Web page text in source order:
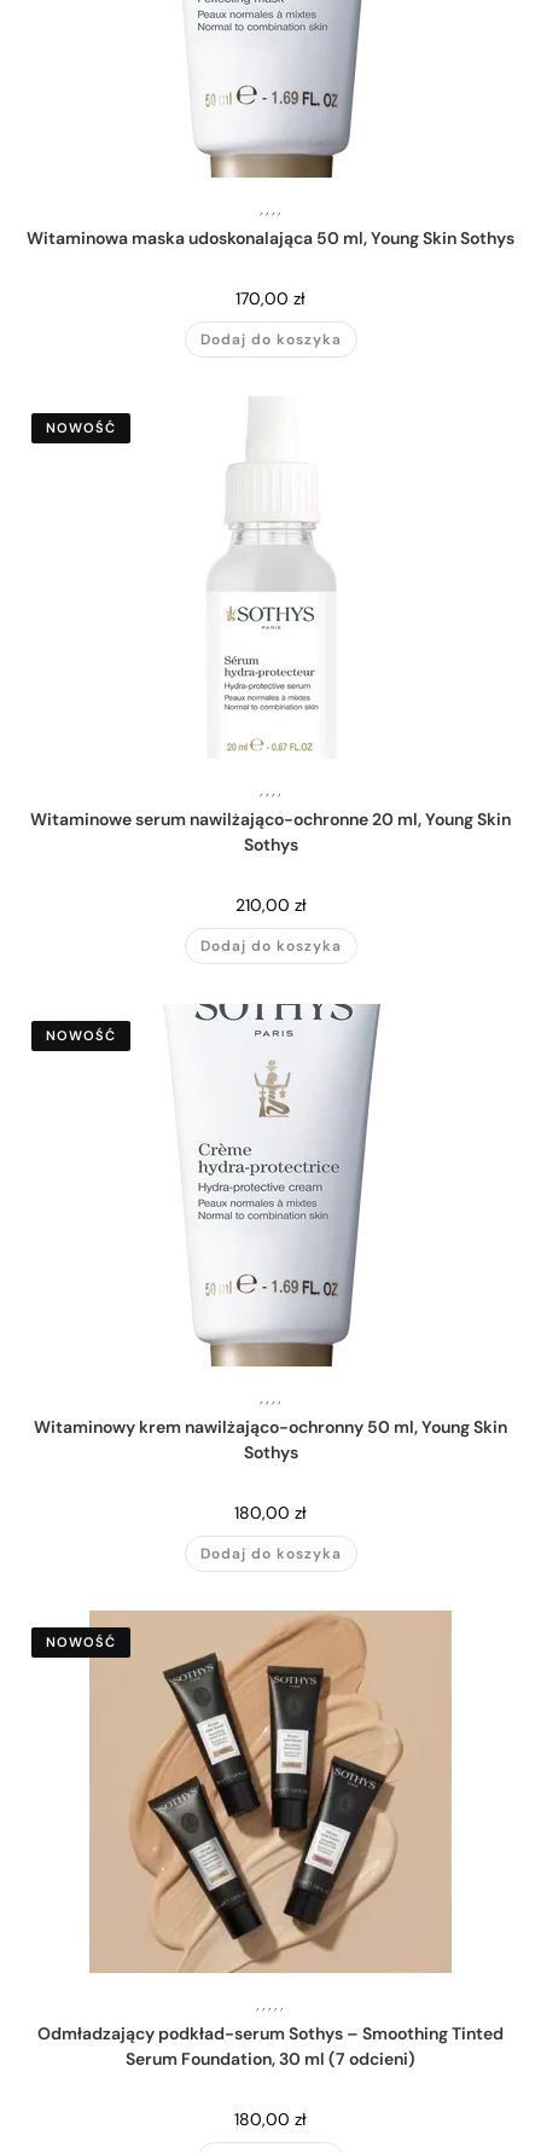
, , , ,
Witaminowa maska udoskonalająca 50 ml, Young Skin Sothys
170,00 zł
Dodaj do koszyka
NOWOŚĆ
,,,,
Witaminowe serum nawilżająco-ochronne 20 ml, Young Skin
Sothys
210,00 zł
Dodaj do koszyka
NOWOŚĆ
, , , ,
Witaminowy krem nawilżająco-ochronny 50 ml, Young Skin
Sothys
180,00 zł
Dodaj do koszyka
NOWOŚĆ
,,,,,
Odmładzający podkład-serum Sothys – Smoothing Tinted
Serum Foundation, 30 ml (7 odcieni)
180,00 zł